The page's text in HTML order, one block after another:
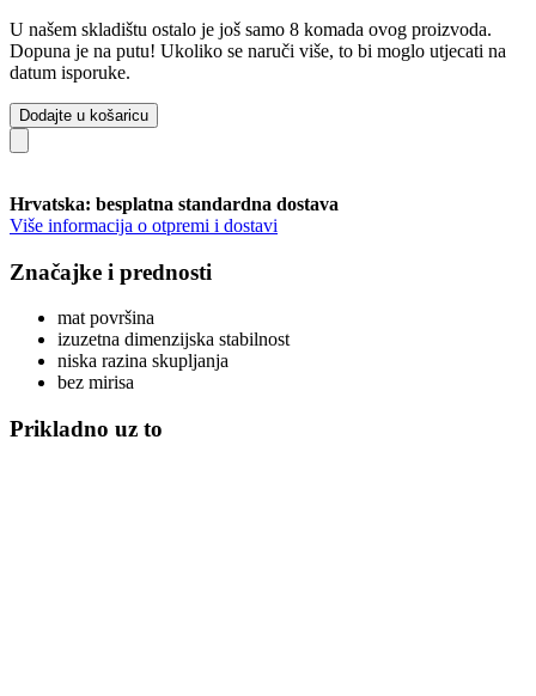
U našem skladištu ostalo je još samo 8 komada ovog proizvoda.
Dopuna je na putu! Ukoliko se naruči više, to bi moglo utjecati na
datum isporuke.
Dodajte u košaricu
Hrvatska: besplatna standardna dostava
Više informacija o otpremi i dostavi
Značajke i prednosti
mat površina
izuzetna dimenzijska stabilnost
niska razina skupljanja
bez mirisa
Prikladno uz to